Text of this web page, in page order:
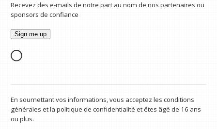
Recevez des e-mails de notre part au nom de nos partenaires ou
sponsors de confiance
En soumettant vos informations, vous acceptez les conditions
générales et la politique de confidentialité et êtes âgé de 16 ans
ou plus.